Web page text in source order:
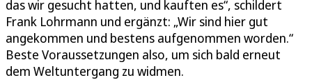
das wir gesucht hatten, und kauften es“, schildert
Frank Lohrmann und ergänzt: „Wir sind hier gut
angekommen und bestens aufgenommen worden.“
Beste Voraussetzungen also, um sich bald erneut
dem Weltuntergang zu widmen.